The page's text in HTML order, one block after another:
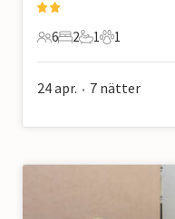
6 Gäster
6
2 Sovrum
2
1 Badrum
1
1 Husdjur
1
24 apr. • 7 nätter